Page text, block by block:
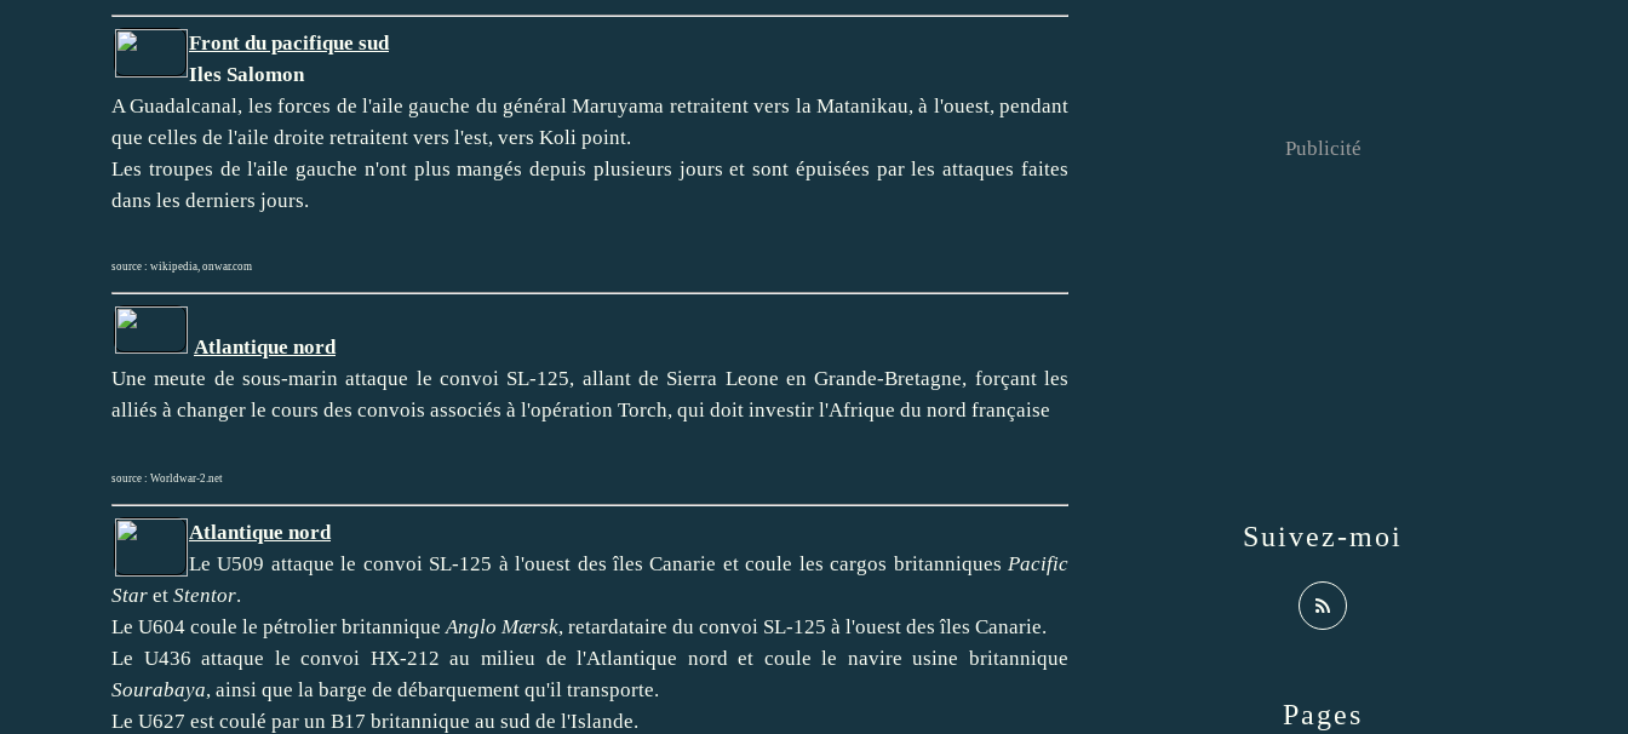
Front du pacifique sud
Iles Salomon
A Guadalcanal, les forces de l'aile gauche du général Maruyama retraitent vers la Matanikau, à l'ouest, pendant
que celles de l'aile droite retraitent vers l'est, vers Koli point.
Les troupes de l'aile gauche n'ont plus mangés depuis plusieurs jours et sont épuisées par les attaques faites
dans les derniers jours.
source : wikipedia onwar.com
Atlantique nord
Une meute de sous-marin attaque le convoi SL-125, allant de Sierra Leone en Grande-Bretagne, forçant les
alliés à changer le cours des convois associés à l'opération Torch, qui doit investir l'Afrique du nord française
source : Worldwar-2.net
Atlantique nord
Le U509 attaque le convoi SL-125 à l'ouest des îles Canarie et coule les cargos britanniques Pacific
Star et Stentor.
Le U604 coule le pétrolier britannique Anglo Mærsk, retardataire du convoi SL-125 à l'ouest des îles Canarie.
Le U436 attaque le convoi HX-212 au milieu de l'Atlantique nord et coule le navire usine britannique
Sourabaya, ainsi que la barge de débarquement qu'il transporte.
Le U627 est coulé par un B17 britannique au sud de l'Islande.
Pages
Suivez-moi
Publicité